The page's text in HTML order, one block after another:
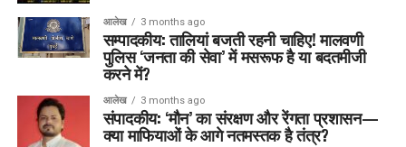
आलेख 3 months ago
सम्पादकीय: तालियां बजती रहनी चाहिए! मालवणी
पुलिस ‘जनता की सेवा’ में मसरूफ है या बदतमीजी
करने में?
आलेख 3 months ago
संपादकीय: ‘मौन’ का संरक्षण और रेंगता प्रशासन—
क्या माफियाओं के आगे नतमस्तक है तंत्र?